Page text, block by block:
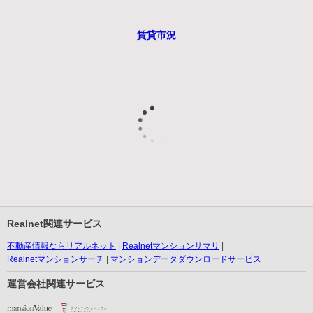
賃貸市況
Realnet関連サービス
不動産情報ならリアルネット
Realnetマンションサマリ
Realnetマンションサーチ
マンションデータダウンロードサービス
運営会社関連サービス